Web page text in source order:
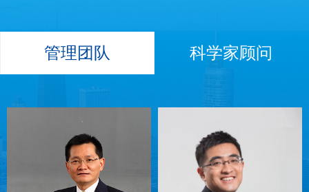
管理团队 科学家顾问